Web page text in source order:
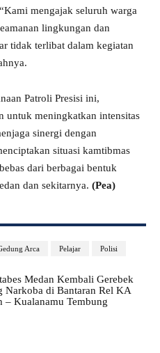
mengajak seluruh warga
lingkungan dan
tidak terlibat dalam kegiatan
Patroli Presisi ini,
untuk meningkatkan intensitas
sinergi dengan
situasi kamtibmas
dari berbagai bentuk
dan sekitarnya. (Pea)
Arca Pelajar Polisi
Medan Kembali Gerebek
Narkoba di Bantaran Rel KA
– Kualanamu Tembung